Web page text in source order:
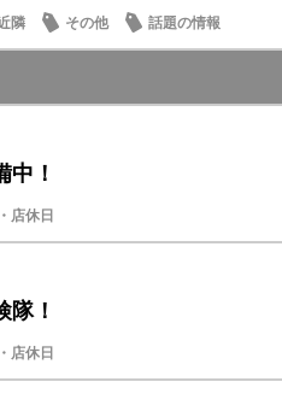
隣 その他 話題の情報
中！
店休日
隊！
店休日